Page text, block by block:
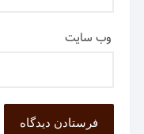
وب‌ سایت